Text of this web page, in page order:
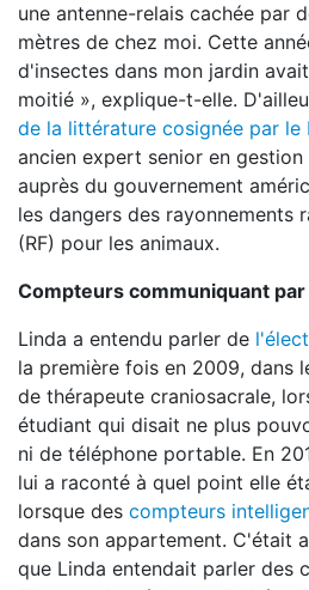
une antenne-relais cachée par
mètres de chez moi. Cette
d'insectes dans mon jardin
moitié », explique-t-elle.
de la littérature cosignée par le
ancien expert senior en
auprès du gouvernement
les dangers des rayonnements
(RF) pour les animaux.
Compteurs communiquant
Linda a entendu parler de
la première fois en 2009, dans
de thérapeute craniosacrale,
étudiant qui disait ne plus
ni de téléphone portable. En
lui a raconté à quel point elle
lorsque des compteurs
dans son appartement. C'était
que Linda entendait parler des